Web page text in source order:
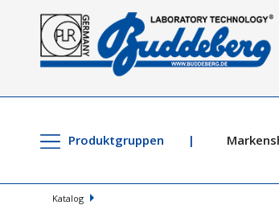
Produktgruppen
Katalog